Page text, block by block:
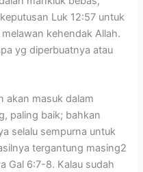
Luk 12:57 untuk
kehendak Allah.
yg diperbuatnya atau
akan masuk dalam
paling baik; bahkan
selalu sempurna untuk
tergantung masing2
Gal 6:7-8. Kalau sudah